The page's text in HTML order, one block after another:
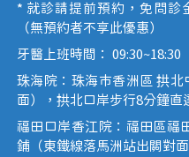
* 就診請提前預約，免問診
（無預約者不享此優惠）
牙醫上班時間： 09:30~18:30
珠海院：珠海市香洲區 拱
面），拱北口岸步行8分鐘直
福田口岸香江院：福田區福
鋪（東鐵線落馬洲站出關對面